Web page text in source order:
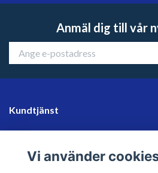
Anmäl dig till vår
Kundtjänst
Vi använder